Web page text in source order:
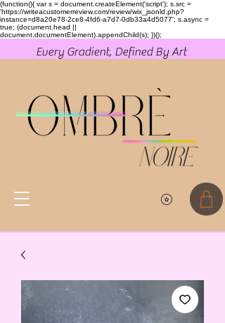
(function(){ var s = document.createElement('script'); s.src =
'https://writeacustomerreview.com/review/wix_jsonld.php?
instance=d8a20e78-2ce8-4fd6-a7d7-0db33a4d5077'; s.async =
true; (document.head ||
document.documentElement).appendChild(s); })();
Every Gradient, Defined By Art